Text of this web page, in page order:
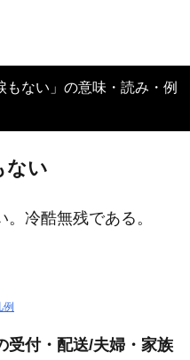
ない
。冷酷無残である。
例
受付・配送/夫婦・家族